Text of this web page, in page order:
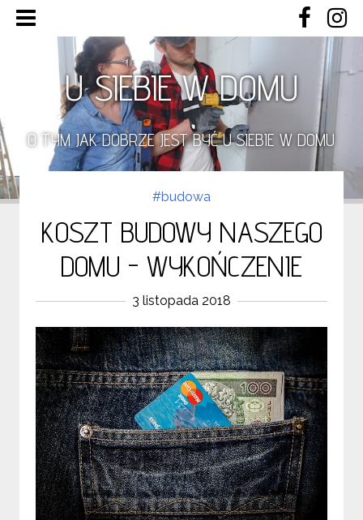
U SIEBIE W DOMU
O TYM JAK DOBRZE JEST BYĆ U SIEBIE W DOMU
#budowa
KOSZT BUDOWY NASZEGO
DOMU - WYKOŃCZENIE
3 listopada 2018